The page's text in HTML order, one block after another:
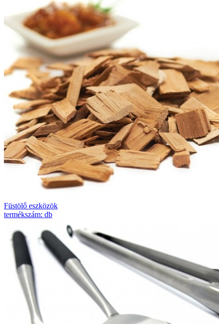
Füstölő eszközök
termékszám: db